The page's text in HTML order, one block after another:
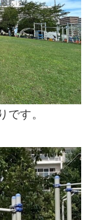
です。